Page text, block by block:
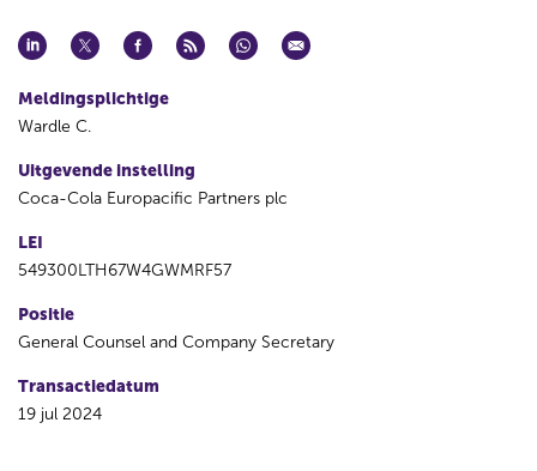
Meldingsplichtige
Wardle C.
Uitgevende instelling
Coca-Cola Europacific Partners plc
LEI
549300LTH67W4GWMRF57
Positie
General Counsel and Company Secretary
Transactiedatum
19 jul 2024